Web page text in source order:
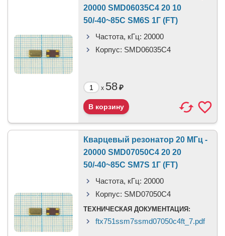
20000 SMD06035C4 20 10
50/-40~85C SM6S 1Г (FT)
Частота, кГц: 20000
Корпус: SMD06035C4
x 58₽
Кварцевый резонатор 20 МГц -
20000 SMD07050C4 20 20
50/-40~85C SM7S 1Г (FT)
Частота, кГц: 20000
Корпус: SMD07050C4
ТЕХНИЧЕСКАЯ ДОКУМЕНТАЦИЯ:
ftx751ssm7ssmd07050c4ft_7.pdf